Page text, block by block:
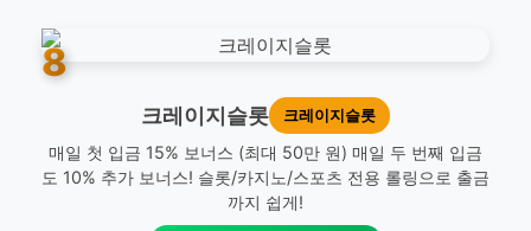
8
크레이지슬롯 크레이지슬롯
매일 첫 입금 15% 보너스 (최대 50만 원) 매일 두 번째 입금
도 10% 추가 보너스! 슬롯/카지노/스포츠 전용 롤링으로 출금
까지 쉽게!